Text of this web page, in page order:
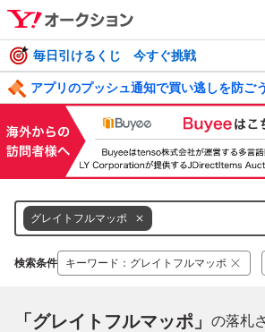
毎日引けるくじ 今すぐ挑戦
アプリのプッシュ通知で買い逃しを防ごう
グレイトフルマッポ
検索条件 キーワード ： グレイトフルマッポ
「グレイトフルマッポ」 の落札